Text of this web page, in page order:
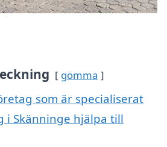
gömma
som är specialiserat
i Skänninge hjälpa till